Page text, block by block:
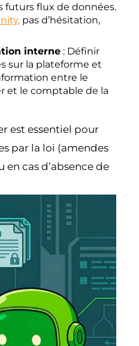
futurs flux de données.
, pas d’hésitation,
interne : Définir
sur la plateforme et
entre le
et le comptable de la
est essentiel pour
par la loi (amendes
cas d’absence de